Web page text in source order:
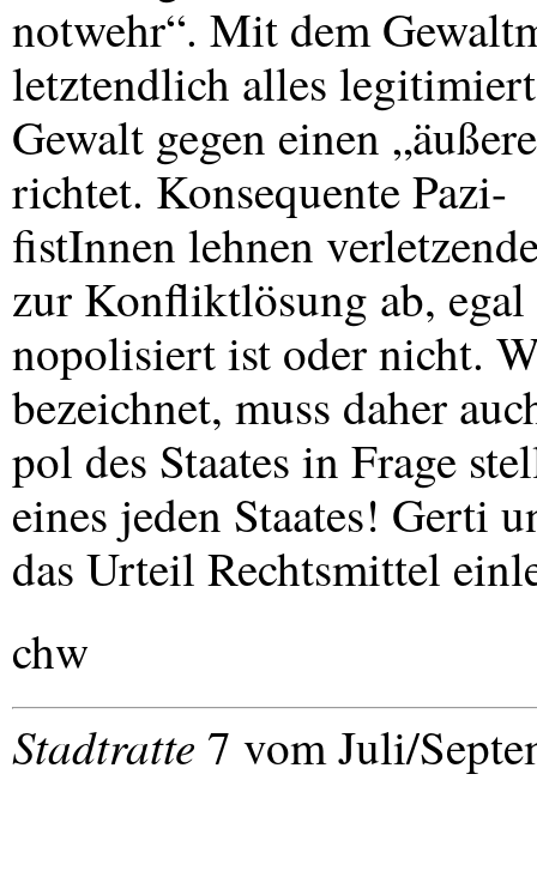
notwehr“. Mit dem
letztendlich alles
Gewalt gegen einen
richtet. Konsequente Pazi-
fistInnen lehnen
zur Konfliktlösung ab,
nopolisiert ist oder nicht.
bezeichnet, muss daher
pol des Staates in Frage
eines jeden Staates! Gerti
das Urteil Rechtsmittel
chw
Stadtratte 7 vom Juli/